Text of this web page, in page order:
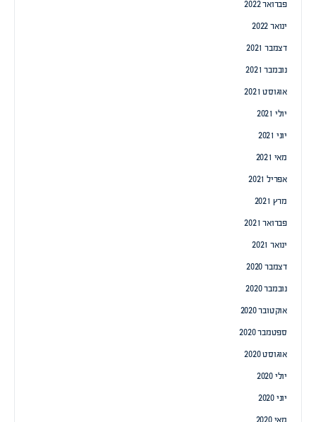
פברואר 2022
ינואר 2022
דצמבר 2021
נובמבר 2021
אוגוסט 2021
יולי 2021
יוני 2021
מאי 2021
אפריל 2021
מרץ 2021
פברואר 2021
ינואר 2021
דצמבר 2020
נובמבר 2020
אוקטובר 2020
ספטמבר 2020
אוגוסט 2020
יולי 2020
יוני 2020